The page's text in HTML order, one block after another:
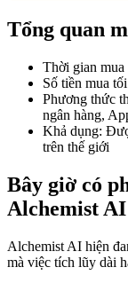
COIN-M
Futures sử
TradFi
Tổng quan
Thời gian mua
Số tiền mua
Phương thức
ngân hàng,
Khả dụng:
trên thế giới
Bây giờ có
Alchemist
Alchemist AI hiện
mà việc tích lũy dài